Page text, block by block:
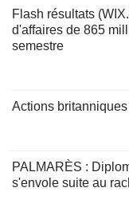
Flash résultats
d'affaires de 865
semestre
Actions
PALMARÈS :
s'envole suite au